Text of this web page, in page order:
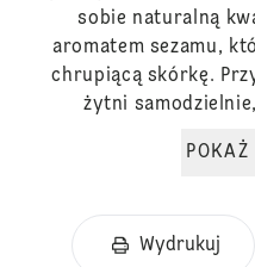
sobie naturalną
aromatem sezamu,
chrupiącą skórkę.
żytni
Wydrukuj